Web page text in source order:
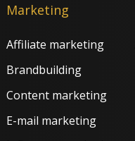
Marketing
Affiliate marketing
Brandbuilding
Content marketing
E-mail marketing